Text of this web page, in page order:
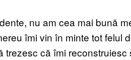
nu am cea mai bună
îmi vin în minte tot felul
trezesc că îmi